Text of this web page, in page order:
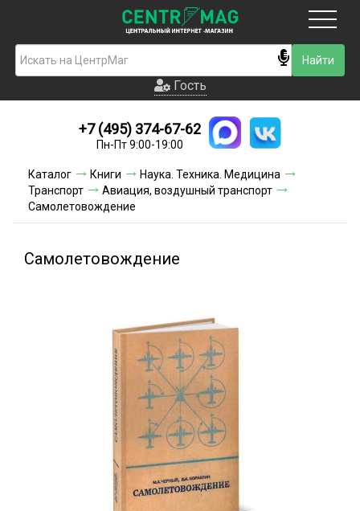
Гость
Новинки
Условия доставки
Условия оплаты
Гость
+7 (495) 374-67-62
Пн-Пт 9:00-19:00
Каталог Книги
Наука. Техника. Медицина
Транспорт
Авиация, воздушный транспорт
Самолетовождение
Самолетовождение